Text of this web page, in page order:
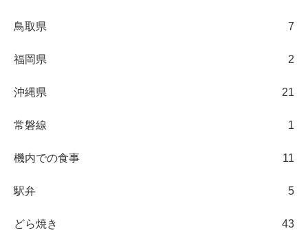
鳥取県 7
福岡県 2
沖縄県 21
常磐線 1
機内での食事 11
駅弁 5
どら焼き 43